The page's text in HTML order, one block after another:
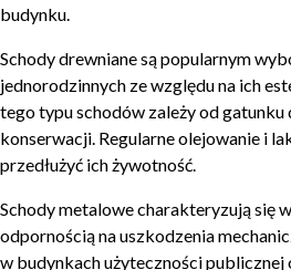
budynku.
Schody drewniane są popularnym
jednorodzinnych ze względu na ich
tego typu schodów zależy od gatunku
konserwacji. Regularne olejowanie i
przedłużyć ich żywotność.
Schody metalowe charakteryzują się
odpornością na uszkodzenia
w budynkach użyteczności publicznej